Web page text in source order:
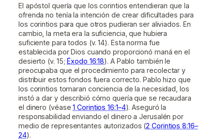
El apóstol quería que los corintios entendieran que la
ofrenda no tenía la intención de crear dificultades para
los corintios para que otros pudieran ser aliviados. En
cambio, la meta era la suficiencia, que hubiera
suficiente para todos (v. 14). Esta norma fue
establecida por Dios cuando proporcionó maná en el
desierto (v. 15;Éxodo 16:18). A Pablo también le
preocupaba que el procedimiento para recolectar y
distribuir estos fondos fuera correcto. Pablo hizo que
los corintios tomaran conciencia de la necesidad, los
instó a dar y describió cómo quería que se recaudara
el dinero (véase1 Corintios 16:1–4). Aseguró la
responsabilidad enviando el dinero a Jerusalén por
medio de representantes autorizados (2 Corintios 8:16–
24).